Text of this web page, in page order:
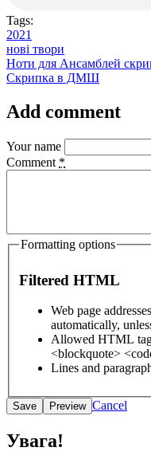
Tags:
2021
нові твори
Ноти для Ансамблей
Скрипка в ДМШ
Add comment
Your name
Comment *
Formatting options
Filtered HTML
Web page
automatically,
Allowed HTML
<blockquote>
Lines and
Cancel
Увага!